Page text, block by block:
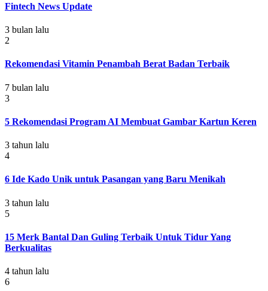
Fintech News Update
3 bulan lalu
2
Rekomendasi Vitamin Penambah Berat Badan Terbaik
7 bulan lalu
3
5 Rekomendasi Program AI Membuat Gambar Kartun Keren
3 tahun lalu
4
6 Ide Kado Unik untuk Pasangan yang Baru Menikah
3 tahun lalu
5
15 Merk Bantal Dan Guling Terbaik Untuk Tidur Yang
Berkualitas
4 tahun lalu
6